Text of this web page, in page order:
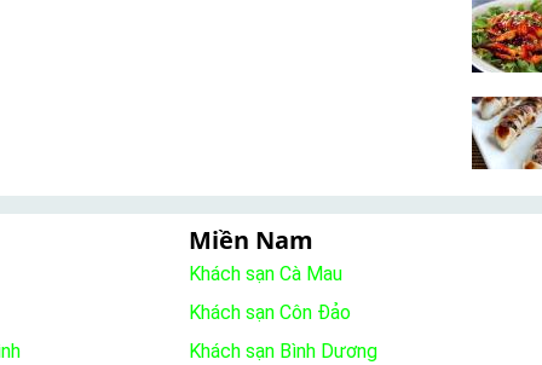
Miền Nam
Khách sạn Cà Mau
Khách sạn Côn Đảo
Khách sạn Bình Dương